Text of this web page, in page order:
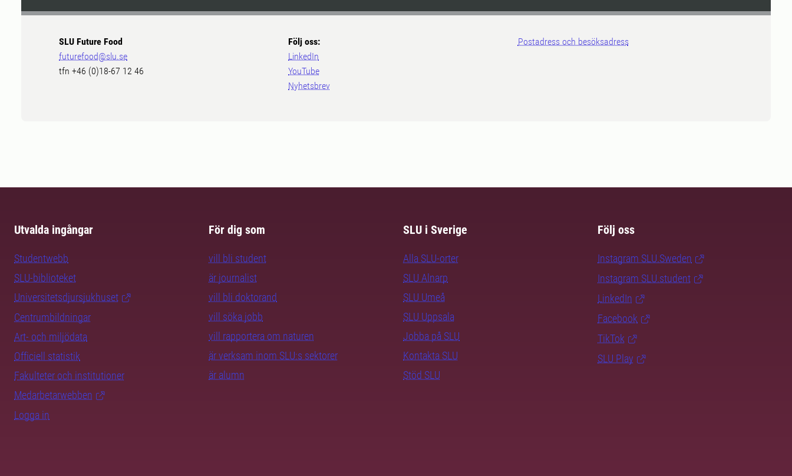
SLU Future Food
futurefood@slu.se
tfn +46 (0)18-67 12 46
Följ oss:
LinkedIn
YouTube
Nyhetsbrev
Postadress och besöksadress
Utvalda ingångar
Studentwebb
SLU-biblioteket
Universitetsdjursjukhuset
Centrumbildningar
Art- och miljödata
Officiell statistik
Fakulteter och institutioner
Medarbetarwebben
Logga in
För dig som
vill bli student
är journalist
vill bli doktorand
vill söka jobb
vill rapportera om naturen
är verksam inom SLU:s sektorer
är alumn
SLU i Sverige
Alla SLU-orter
SLU Alnarp
SLU Umeå
SLU Uppsala
Jobba på SLU
Kontakta SLU
Stöd SLU
Följ oss
Instagram SLU.Sweden
Instagram SLU.student
LinkedIn
Facebook
TikTok
SLU Play